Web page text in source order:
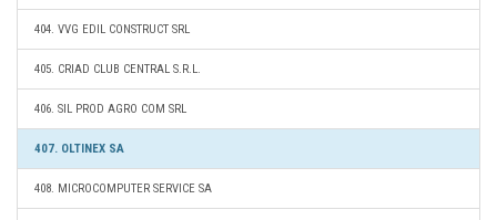
404. VVG EDIL CONSTRUCT SRL
405. CRIAD CLUB CENTRAL S.R.L.
406. SIL PROD AGRO COM SRL
407. OLTINEX SA
408. MICROCOMPUTER SERVICE SA